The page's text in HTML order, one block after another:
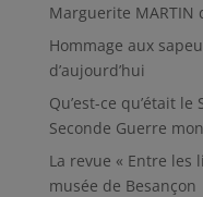
Marguerite MARTIN
Hommage aux
d’aujourd’hui
Qu’est-ce qu’était
Seconde Guerre
La revue « Entre les
musée de Besançon